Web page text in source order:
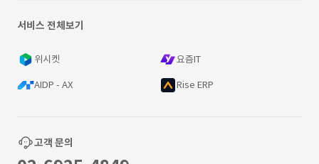
서비스 전체보기
위시켓 요즘IT
AIDP - AX Rise ERP
고객 문의